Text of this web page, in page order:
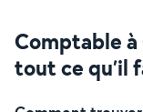
Comptable
tout ce qu’il